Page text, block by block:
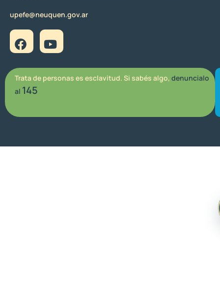
upefe@neuquen.gov.ar
Trata de personas es esclavitud. Si sabés algo, denuncialo
al 145